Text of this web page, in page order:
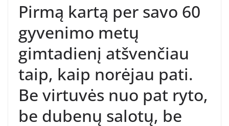
Pirmą kartą per savo 60
gyvenimo metų
gimtadienį atšvenčiau
taip, kaip norėjau pati.
Be virtuvės nuo pat ryto,
be dubenų salotų, be